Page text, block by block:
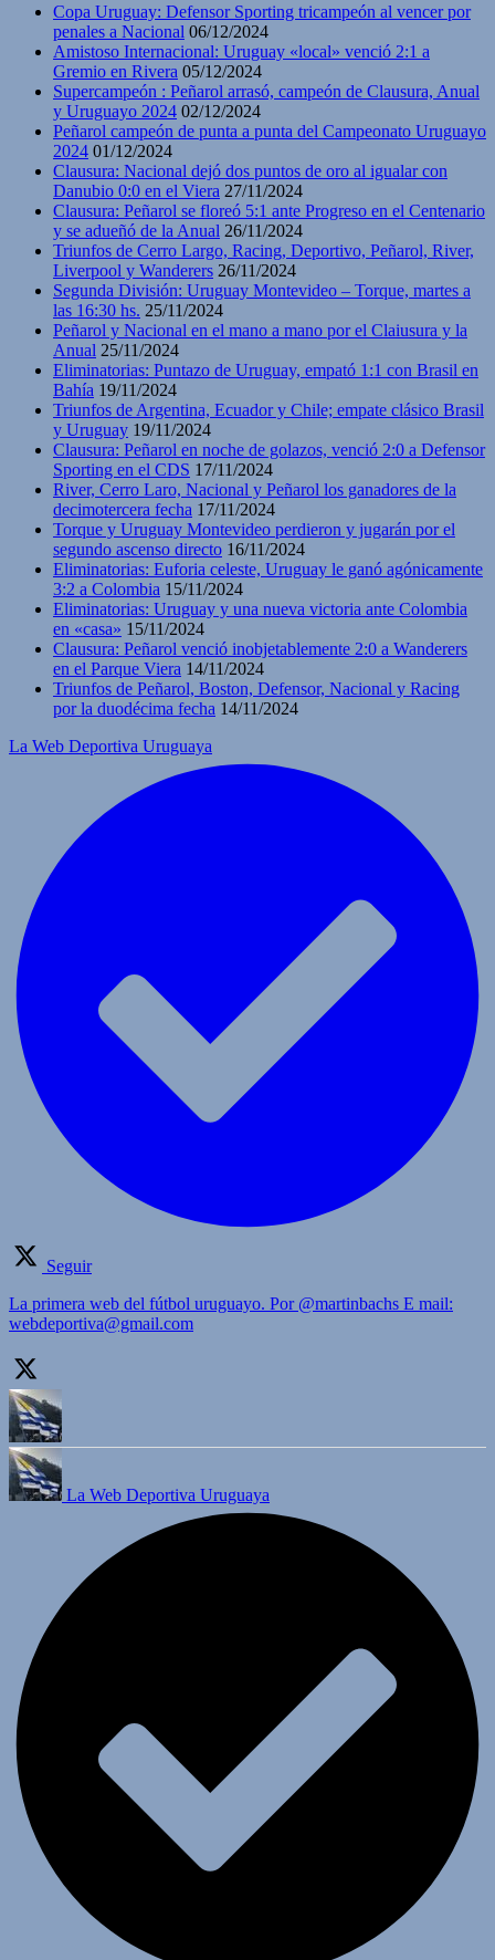
Copa Uruguay: Defensor Sporting tricampeón al vencer por
penales a Nacional 06/12/2024
Amistoso Internacional: Uruguay «local» venció 2:1 a
Gremio en Rivera 05/12/2024
Supercampeón : Peñarol arrasó, campeón de Clausura, Anual
y Uruguayo 2024 02/12/2024
Peñarol campeón de punta a punta del Campeonato Uruguayo
2024 01/12/2024
Clausura: Nacional dejó dos puntos de oro al igualar con
Danubio 0:0 en el Viera 27/11/2024
Clausura: Peñarol se floreó 5:1 ante Progreso en el Centenario
y se adueñó de la Anual 26/11/2024
Triunfos de Cerro Largo, Racing, Deportivo, Peñarol, River,
Liverpool y Wanderers 26/11/2024
Segunda División: Uruguay Montevideo – Torque, martes a
las 16:30 hs. 25/11/2024
Peñarol y Nacional en el mano a mano por el Claiusura y la
Anual 25/11/2024
Eliminatorias: Puntazo de Uruguay, empató 1:1 con Brasil en
Bahía 19/11/2024
Triunfos de Argentina, Ecuador y Chile; empate clásico Brasil
y Uruguay 19/11/2024
Clausura: Peñarol en noche de golazos, venció 2:0 a Defensor
Sporting en el CDS 17/11/2024
River, Cerro Laro, Nacional y Peñarol los ganadores de la
decimotercera fecha 17/11/2024
Torque y Uruguay Montevideo perdieron y jugarán por el
segundo ascenso directo 16/11/2024
Eliminatorias: Euforia celeste, Uruguay le ganó agónicamente
3:2 a Colombia 15/11/2024
Eliminatorias: Uruguay y una nueva victoria ante Colombia
en «casa» 15/11/2024
Clausura: Peñarol venció inobjetablemente 2:0 a Wanderers
en el Parque Viera 14/11/2024
Triunfos de Peñarol, Boston, Defensor, Nacional y Racing
por la duodécima fecha 14/11/2024
La Web Deportiva Uruguaya
Seguir
La primera web del fútbol uruguayo. Por @martinbachs E mail:
webdeportiva@gmail.com
La Web Deportiva Uruguaya